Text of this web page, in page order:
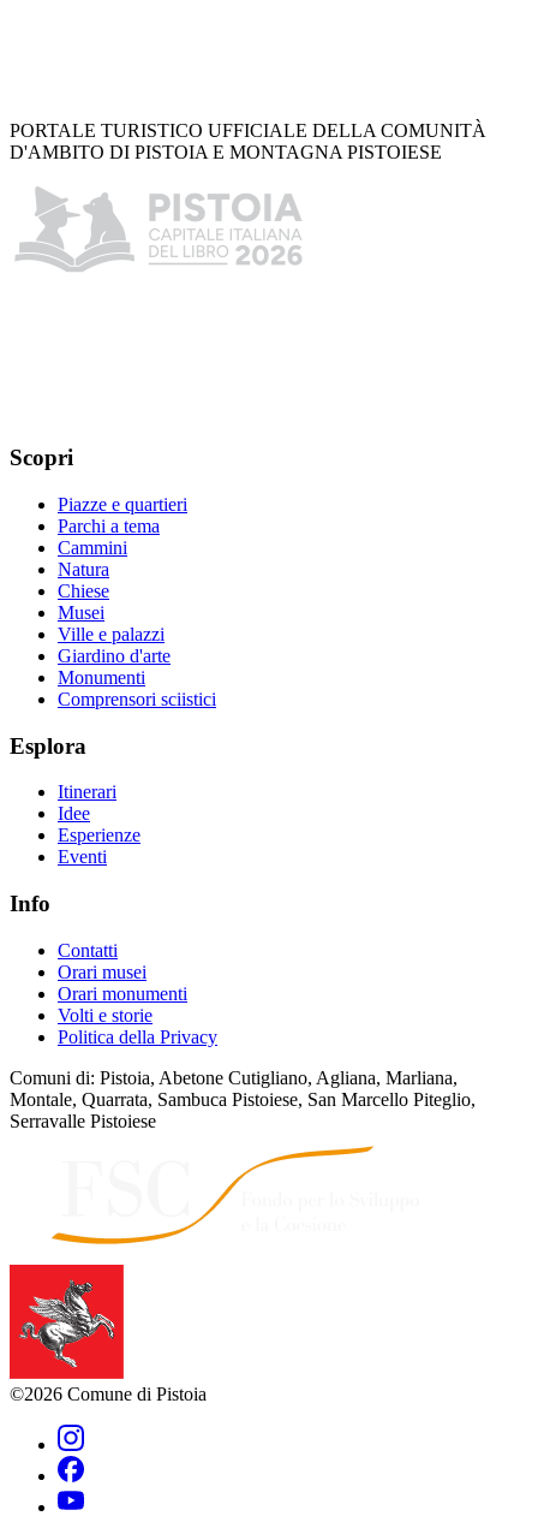
PORTALE TURISTICO UFFICIALE DELLA COMUNITÀ
D'AMBITO DI PISTOIA E MONTAGNA PISTOIESE
Scopri
Piazze e quartieri
Parchi a tema
Cammini
Natura
Chiese
Musei
Ville e palazzi
Giardino d'arte
Monumenti
Comprensori sciistici
Esplora
Itinerari
Idee
Esperienze
Eventi
Info
Contatti
Orari musei
Orari monumenti
Volti e storie
Politica della Privacy
Comuni di: Pistoia, Abetone Cutigliano, Agliana, Marliana,
Montale, Quarrata, Sambuca Pistoiese, San Marcello Piteglio,
Serravalle Pistoiese
©2026 Comune di Pistoia